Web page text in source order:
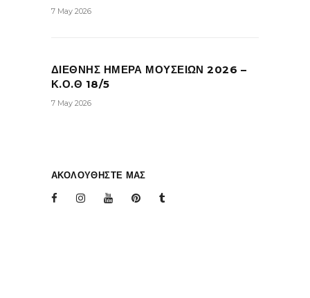
7 May 2026
ΔΙΕΘΝΗΣ ΗΜΕΡΑ ΜΟΥΣΕΙΩΝ 2026 –
Κ.Ο.Θ 18/5
7 May 2026
ΑΚΟΛΟΥΘΗΣΤΕ ΜΑΣ